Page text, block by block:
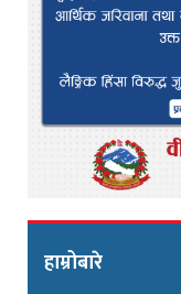
हाम्रोबारे